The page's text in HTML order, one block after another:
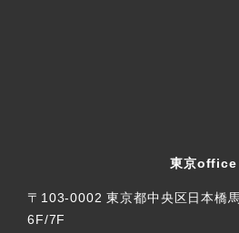
東京office
〒103-0002 東京都中央区日本橋
6F/7F